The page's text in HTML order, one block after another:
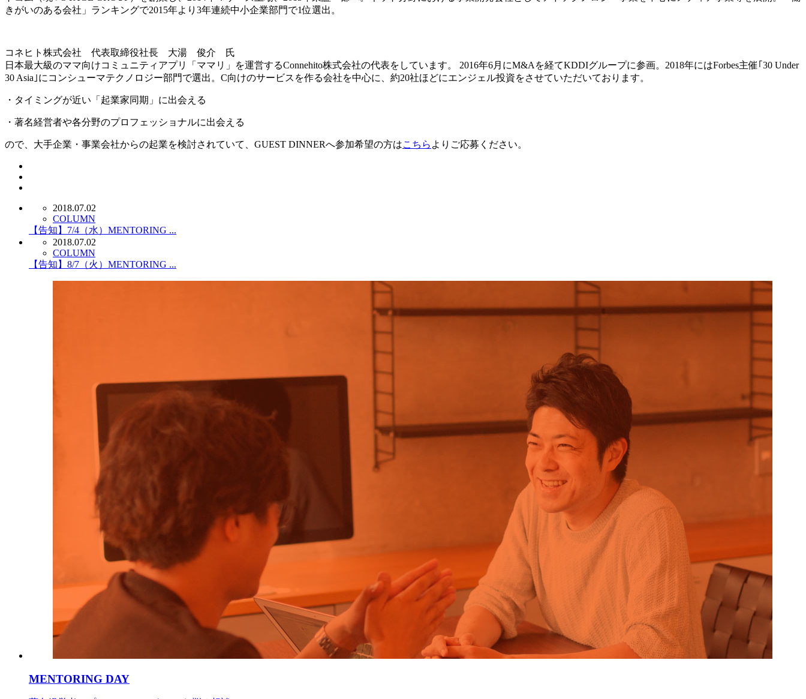
きがいのある会社」ランキングで2015年より3年連続中小企業部門で1位選出。
コネヒト株式会社 代表取締役社長 大湯 俊介 氏
日本最大級のママ向けコミュニティアプリ「ママリ」を運営するConnehito株式会社の代表をしています。 2016年6月にM&Aを経てKDDIグループに参画。2018年にはForbes主催｢30 Under
30 Asia｣にコンシューマテクノロジー部門で選出。C向けのサービスを作る会社を中心に、約20社ほどにエンジェル投資をさせていただいております。
・タイミングが近い「起業家同期」に出会える
・著名経営者や各分野のプロフェッショナルに出会える
ので、大手企業・事業会社からの起業を検討されていて、GUEST DINNERへ参加希望の方はこちら よりご応募ください。
2018.07.02
COLUMN
【告知】7/4（水）MENTORING ...
2018.07.02
COLUMN
【告知】8/7（火）MENTORING ...
MENTORING DAY